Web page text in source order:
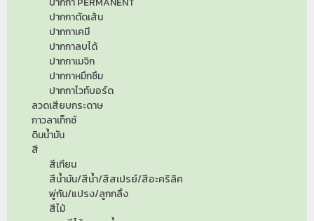
ปากกาตัดเส้น
ปากกาเคมี
ปากกาลบได้
ปากกาเมจิก
ปากกาหมึกซึม
ปากกาไวท์บอร์ด
ลวดเสียบกระดาษ
กาวลาเท็กซ์
ดินน้ำมัน
สี
สีเทียน
สีน้ำมัน/สีน้ำ/สีสเปรย์/สีอะคริลิค
พู่กัน/แปรง/ลูกกลิ้ง
สีไม้